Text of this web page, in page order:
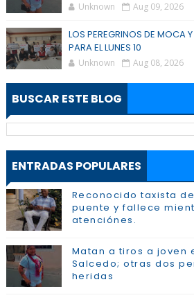
Unknown Aug 09, 2026
LOS PEREGRINOS DE MOCA
PARA EL LUNES 10
Unknown Aug 08, 2026
BUSCAR ESTE BLOG
ENTRADAS POPULARES
Reconocido taxista
puente y fallece
atenciónes.
Matan a tiros a joven
Salcedo; otras dos
heridas